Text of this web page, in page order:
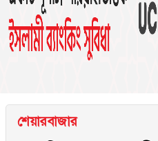
শেয়ারবাজার